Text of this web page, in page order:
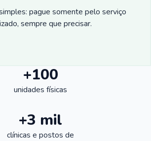
pague somente pelo serviço
sempre que precisar.
+100
unidades físicas
+3 mil
clínicas e postos de